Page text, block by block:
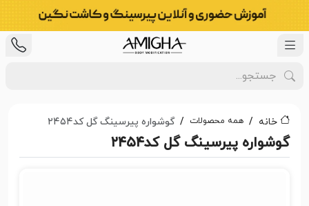
خانه همه محصولات گوشواره پیرسینگ گل کد۲۴۵۴
گوشواره پیرسینگ گل کد۲۴۵۴